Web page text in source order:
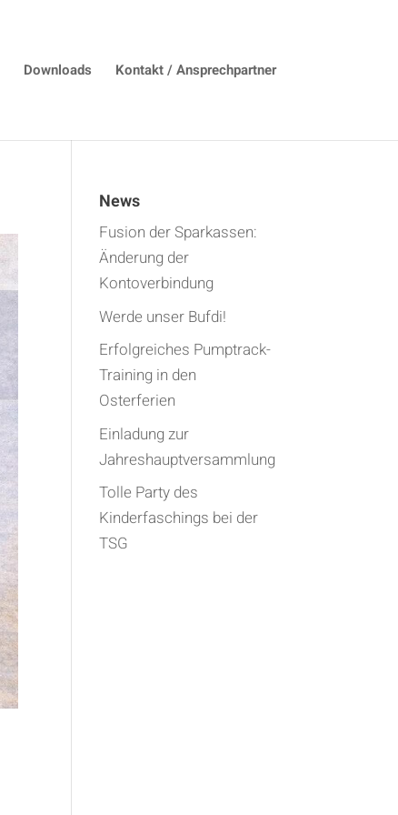
Downloads Kontakt / Ansprechpartner
News
Fusion der Sparkassen:
Änderung der
Kontoverbindung
Werde unser Bufdi!
Erfolgreiches Pumptrack-
Training in den
Osterferien
Einladung zur
Jahreshauptversammlung
Tolle Party des
Kinderfaschings bei der
TSG